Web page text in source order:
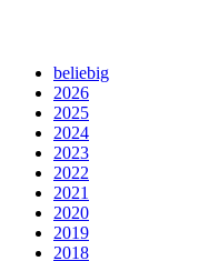
beliebig
2026
2025
2024
2023
2022
2021
2020
2019
2018